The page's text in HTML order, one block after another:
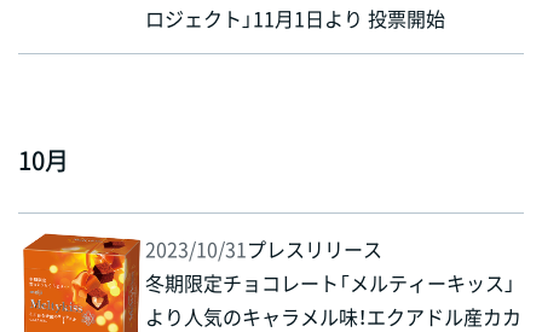
ロジェクト」11月1日より 投票開始
10月
2023/10/31 プレスリリース
冬期限定チョコレート「メルティーキッス」
より人気のキャラメル味！エクアドル産カカ